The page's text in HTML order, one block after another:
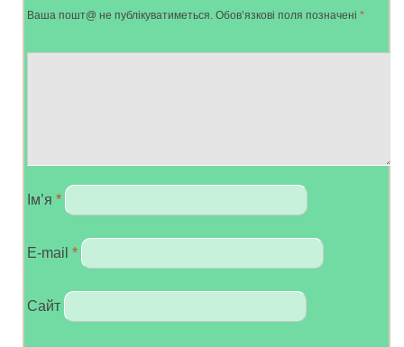
Ваша пошт@ не публікуватиметься. Обов’язкові поля позначені *
Ім’я *
E-mail *
Сайт